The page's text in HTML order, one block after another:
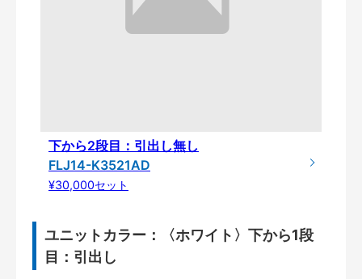
下から2段目：引出し無し
FLJ14-K3521AD
¥30,000セット
ユニットカラー：〈ホワイト〉下から1段
目：引出し